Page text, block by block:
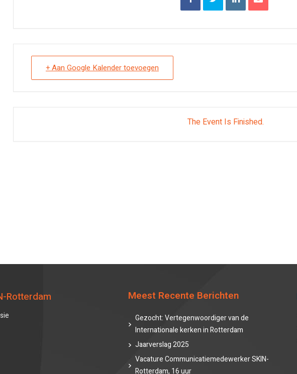
+ Aan Google Kalender toevoegen
The Event Is Finished.
Rotterdam Meest Recente Berichten
Gezocht: Vertegenwoordiger van de
Internationale kerken in Rotterdam
Jaarverslag 2025
Vacature Communicatiemedewerker SKIN-
Rotterdam, 16 uur